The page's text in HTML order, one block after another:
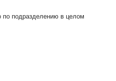
по подразделению в целом